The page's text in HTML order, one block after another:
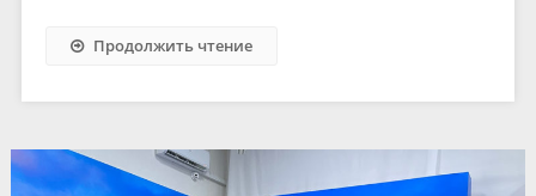
Продолжить чтение